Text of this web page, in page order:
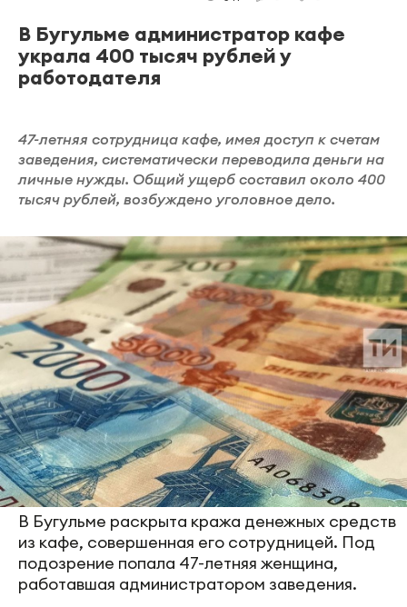
В Бугульме администратор кафе
украла 400 тысяч рублей у
работодателя
47-летняя сотрудница кафе, имея доступ к счетам
заведения, систематически переводила деньги на
личные нужды. Общий ущерб составил около 400
тысяч рублей, возбуждено уголовное дело.
В Бугульме раскрыта кража денежных средств
из кафе, совершенная его сотрудницей. Под
подозрение попала 47-летняя женщина,
работавшая администратором заведения.